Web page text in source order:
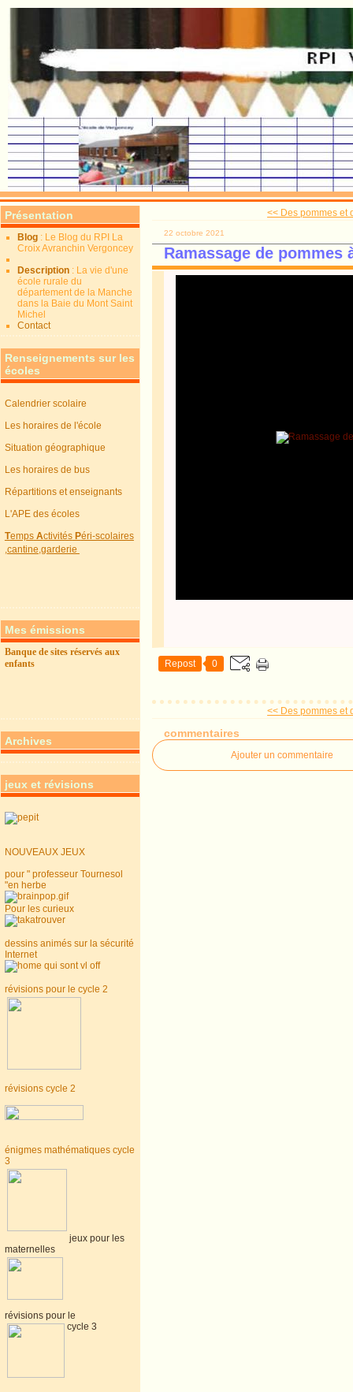
Présentation
Blog : Le Blog du RPI La
Croix Avranchin Vergoncey
Description : La vie d'une
école rurale du
département de la Manche
dans la Baie du Mont Saint
Michel
Contact
Renseignements sur les
écoles
Calendrier scolaire
Les horaires de l'école
Situation géographique
Les horaires de bus
Répartitions et enseignants
L'APE des écoles
TempsActivitésPéri-scolaires
,cantine,garderie
Mes émissions
Banque de sites réservés aux
enfants
Archives
jeux et révisions
NOUVEAUX JEUX
pour " professeur Tournesol
"en herbe
Pour les curieux
dessins animés sur la sécurité
Internet
révisions pour le cycle 2
révisions cycle 2
énigmes mathématiques cycle
3
jeux pour les
maternelles
révisions pour le
cycle 3
<< Des pommes et
22 octobre 2021
Ramassage de pommes
Repost 0
<< Des pommes et
commentaires
Ajouter un commentaire